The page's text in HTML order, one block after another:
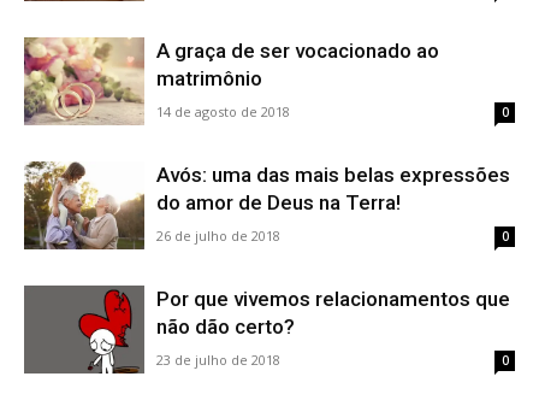
A graça de ser vocacionado ao
matrimônio
14 de agosto de 2018 0
Avós: uma das mais belas expressões
do amor de Deus na Terra!
26 de julho de 2018 0
Por que vivemos relacionamentos que
não dão certo?
23 de julho de 2018 0